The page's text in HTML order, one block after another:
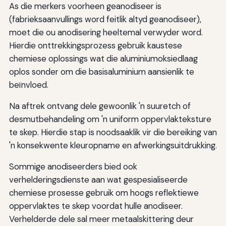
As die merkers voorheen geanodiseer is
(fabrieksaanvullings word feitlik altyd geanodiseer),
moet die ou anodisering heeltemal verwyder word.
Hierdie onttrekkingsprozess gebruik kaustese
chemiese oplossings wat die aluminiumoksiedlaag
oplos sonder om die basisaluminium aansienlik te
beïnvloed.
Na aftrek ontvang dele gewoonlik 'n suuretch of
desmutbehandeling om 'n uniform oppervlakteksture
te skep. Hierdie stap is noodsaaklik vir die bereiking van
'n konsekwente kleuropname en afwerkingsuitdrukking.
Sommige anodiseerders bied ook
verhelderingsdienste aan wat gespesialiseerde
chemiese prosesse gebruik om hoogs reflektiewe
oppervlaktes te skep voordat hulle anodiseer.
Verhelderde dele sal meer metaalskittering deur